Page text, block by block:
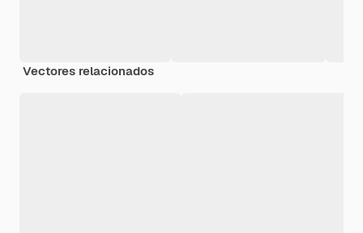
Vectores relacionados